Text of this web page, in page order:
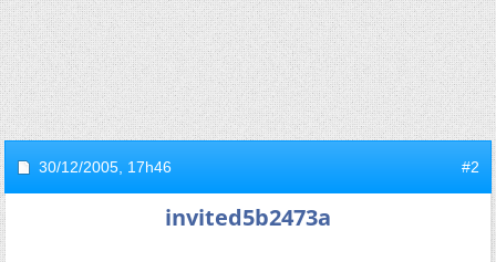
30/12/2005, 17h46 #2
invited5b2473a